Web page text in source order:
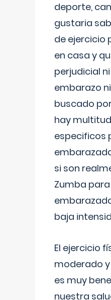
deporte,
gustaria
de ejercicio
en casa y
perjudicial
embarazo
buscado
hay
especificos
si son
Zumba para
baja
El ejercicio
moderado
es muy
nuestra